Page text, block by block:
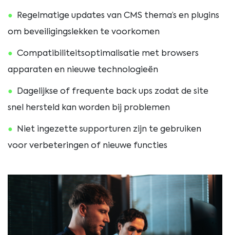
Regelmatige updates van CMS thema’s en plugins
om beveiligingslekken te voorkomen
Compatibiliteitsoptimalisatie met browsers
apparaten en nieuwe technologieën
Dagelijkse of frequente back ups zodat de site
snel hersteld kan worden bij problemen
Niet ingezette supporturen zijn te gebruiken
voor verbeteringen of nieuwe functies